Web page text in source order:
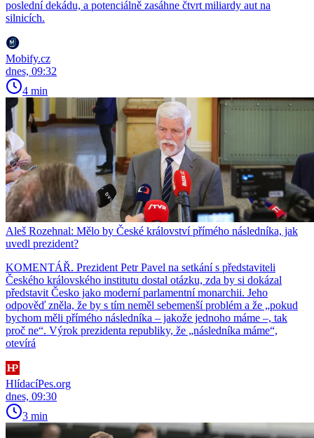
poslední dekádu, a potenciálně zasáhne čtvrt miliardy aut na
silnicích.
Mobify.cz
dnes, 09:32
4 min
Aleš Rozehnal: Mělo by České království přímého následníka, jak
uvedl prezident?
KOMENTÁŘ. Prezident Petr Pavel na setkání s představiteli
Českého královského institutu dostal otázku, zda by si dokázal
představit Česko jako moderní parlamentní monarchii. Jeho
odpověď zněla, že by s tím neměl sebemenší problém a že „pokud
bychom měli přímého následníka – jakože jednoho máme –, tak
proč ne“. Výrok prezidenta republiky, že „následníka máme“,
otevírá
HlídacíPes.org
dnes, 09:30
3 min